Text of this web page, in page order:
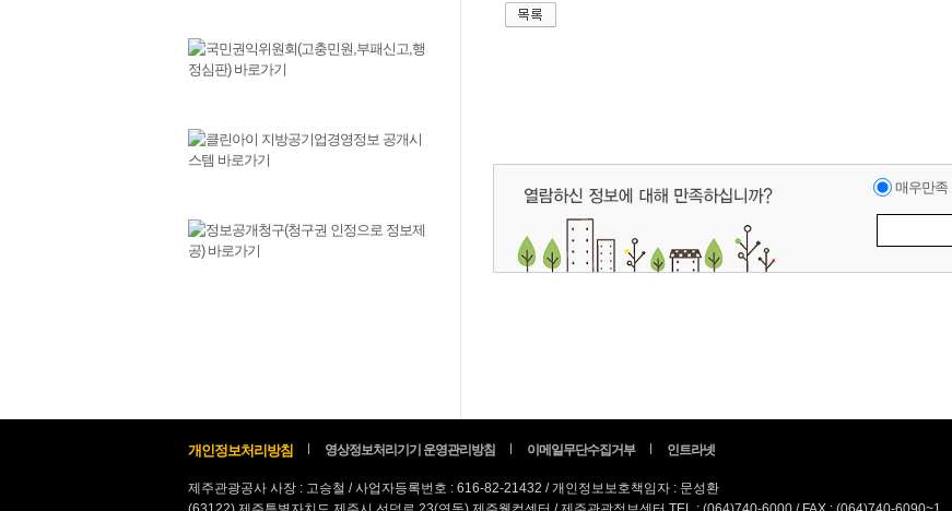
매우만족
개인정보처리방침 영상정보처리기기 운영관리방침 이메일무단수집거부 인트라넷
제주관광공사 사장 : 고승철 / 사업자등록번호 : 616-82-21432 / 개인정보보호책임자 : 문성환